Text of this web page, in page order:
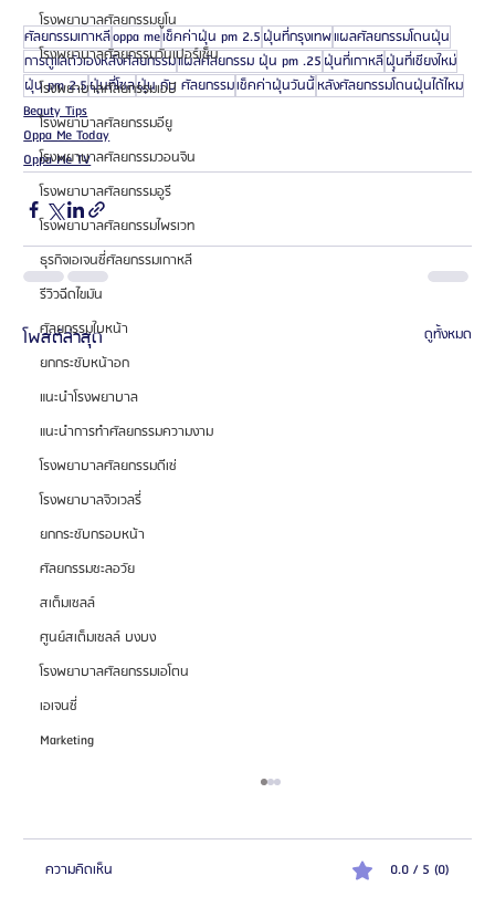
โรงพยาบาลศัลยกรรมยูโน
โรงพยาบาลศัลยกรรมวันเปอร์เซ็น
โรงพยาบาลศัลยกรรมเอบี
โรงพยาบาลศัลยกรรมอียู
โรงพยาบาลศัลยกรรมวอนจิน
โรงพยาบาลศัลยกรรมอูรี
โรงพยาบาลศัลยกรรมไพรเวท
ธุรกิจเอเจนซี่ศัลยกรรมเกาหลี
รีวิวฉีดไขมัน
ศัลยกรรมใบหน้า
ยกกระชับหน้าอก
แนะนำโรงพยาบาล
แนะนำการทำศัลยกรรมความงาม
โรงพยาบาลศัลยกรรมดีเซ่
โรงพยาบาลจิวเวลรี่
ยกกระชับกรอบหน้า
ศัลยกรรมชะลอวัย
สเต็มเซลล์
ศูนย์สเต็มเซลล์ บงบง
โรงพยาบาลศัลยกรรมเอโตน
เอเจนซี่
Marketing
ศัลยกรรมเกาหลีoppa meเช็คค่าฝุ่น pm 2.5ฝุ่นที่กรุงเทพแผลศัลยกรรมโดนฝุ่น
การดูแลตัวเองหลังศัลยกรรมแผลศัลยกรรม ฝุ่น pm .25ฝุ่นที่เกาหลีฝุุ่นที่เชียงใหม่
ฝุ่น pm 2.5ี่ฝุ่นที่โซลฝุ่น กับ ศัลยกรรมเช็คค่าฝุ่นวันนี้หลังศัลยกรรมโดนฝุ่นได้ไหม
Beauty Tips
Oppa Me Today
Oppa Me TV
โพสต์ล่าสุด ดูทั้งหมด
ความคิดเห็น 0.0 / 5 (0)